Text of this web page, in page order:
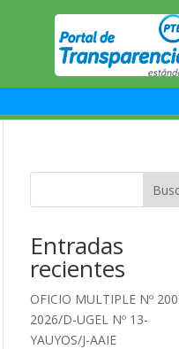
Entradas
recientes
OFICIO MULTIPLE Nº
2026/D-UGEL Nº 13-
YAUYOS/J-AAIE